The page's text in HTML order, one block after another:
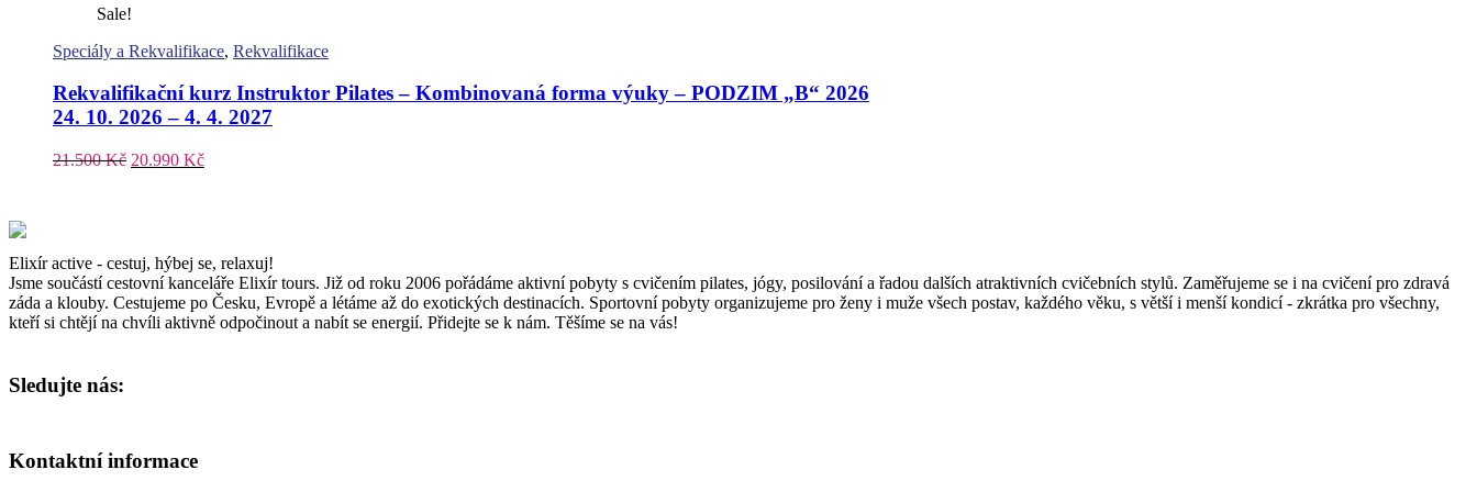
Sale!
Speciály a Rekvalifikace, Rekvalifikace
Rekvalifikační kurz Instruktor Pilates – Kombinovaná forma výuky – PODZIM „B“ 2026
24. 10. 2026 – 4. 4. 2027
21.500 Kč 20.990 Kč
Elixír active - cestuj, hýbej se, relaxuj!
Jsme součástí cestovní kanceláře Elixír tours. Již od roku 2006 pořádáme aktivní pobyty s cvičením pilates, jógy, posilování a řadou dalších atraktivních cvičebních stylů. Zaměřujeme se i na cvičení pro zdravá
záda a klouby. Cestujeme po Česku, Evropě a létáme až do exotických destinacích. Sportovní pobyty organizujeme pro ženy i muže všech postav, každého věku, s větší i menší kondicí - zkrátka pro všechny,
kteří si chtějí na chvíli aktivně odpočinout a nabít se energií. Přidejte se k nám. Těšíme se na vás!
Sledujte nás:
Kontaktní informace